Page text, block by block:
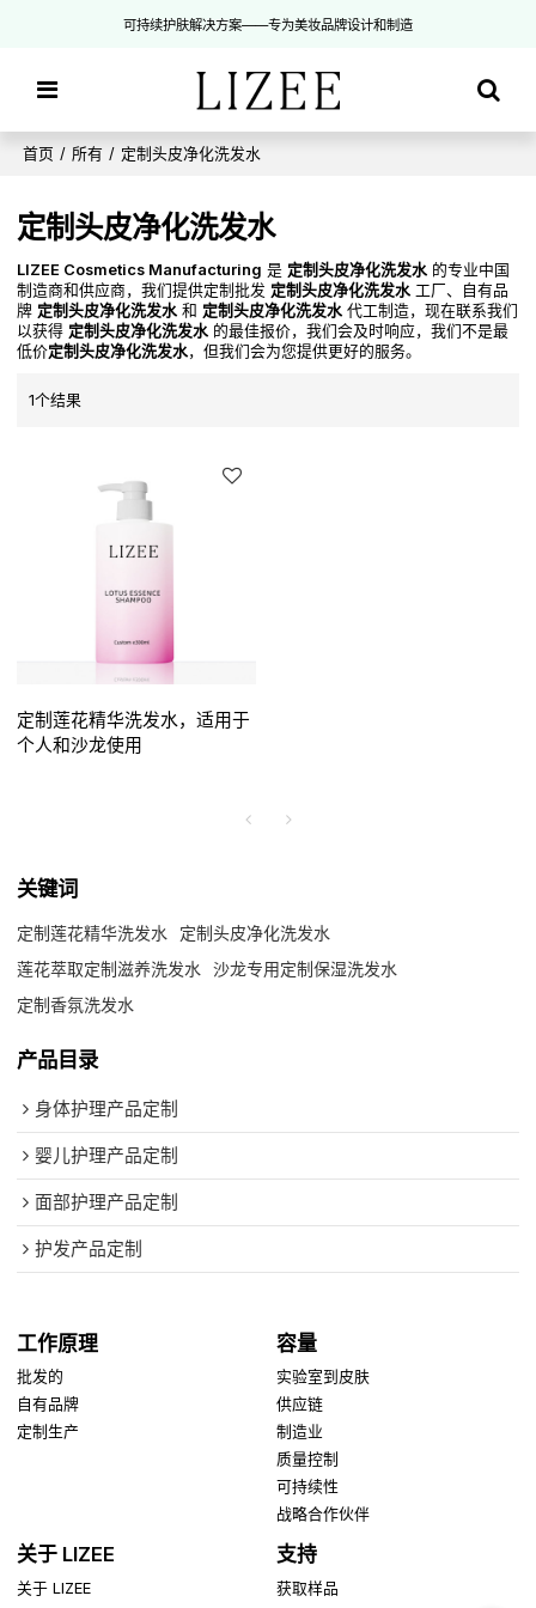
可持续护肤解决方案——专为美妆品牌设计和制造
首页 / 所有 / 定制头皮净化洗发水
定制头皮净化洗发水
LIZEE Cosmetics Manufacturing 是 定制头皮净化洗发水 的专业中国
制造商和供应商，我们提供定制批发 定制头皮净化洗发水 工厂、自有品
牌 定制头皮净化洗发水 和 定制头皮净化洗发水 代工制造，现在联系我们
以获得 定制头皮净化洗发水 的最佳报价，我们会及时响应，我们不是最
低价定制头皮净化洗发水，但我们会为您提供更好的服务。
1个结果
定制莲花精华洗发水，适用于
个人和沙龙使用
关键词
定制莲花精华洗发水
定制头皮净化洗发水
莲花萃取定制滋养洗发水
沙龙专用定制保湿洗发水
定制香氛洗发水
产品目录
身体护理产品定制
婴儿护理产品定制
面部护理产品定制
护发产品定制
工作原理
批发的
自有品牌
定制生产
容量
实验室到皮肤
供应链
制造业
质量控制
可持续性
战略合作伙伴
关于 LIZEE
关于 LIZEE
支持
获取样品